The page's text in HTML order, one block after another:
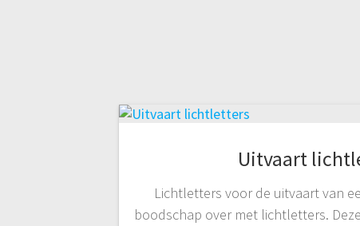
Uitvaart
Lichtletters voor de uitvaart van
boodschap over met lichtletters.